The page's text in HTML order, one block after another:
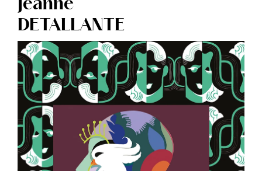
Jeanne
DETALLANTE